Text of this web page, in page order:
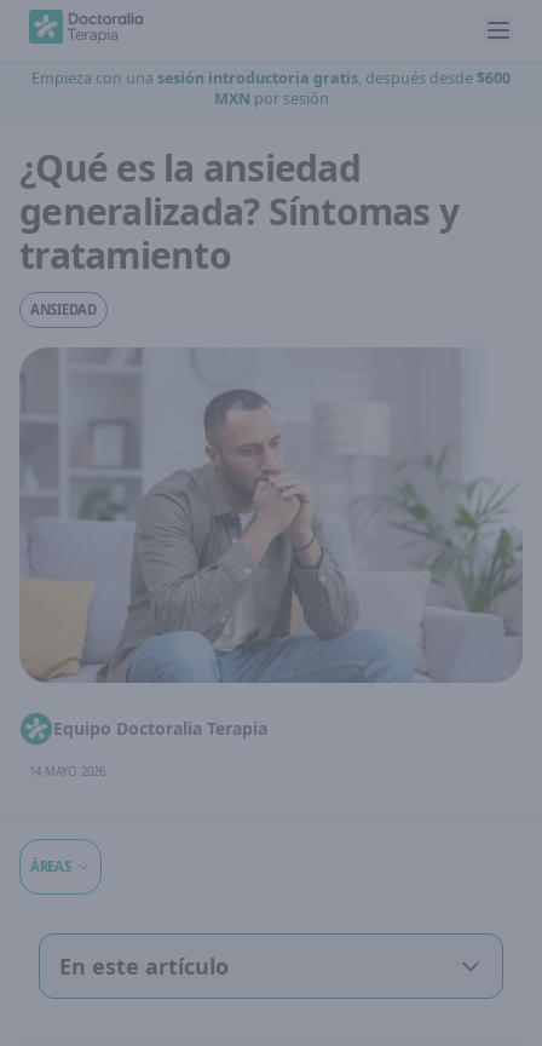
Empieza con una sesión introductoria gratis, después desde $600
MXN por sesión
¿Qué es la ansiedad
generalizada? Síntomas y
tratamiento
ANSIEDAD
Equipo Doctoralia Terapia
14 MAYO 2026
ÁREAS
En este artículo